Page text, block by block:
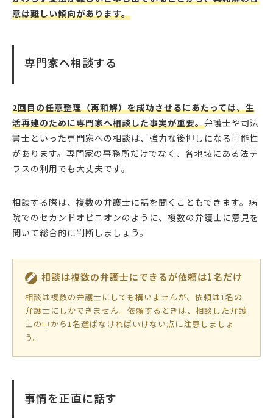
意は難しい傾向があります。
専門家へ相談する
2回目の任意整理（再和解）を成功させるにあたっては、生
活再建のために専門家へ相談した事実が重要。弁護士や司法
書士といった専門家への相談は、強力な後押しになる可能性
があります。専門家の事務所だけでなく、各地域にある法テ
ラスの利用でも大丈夫です。
相談する際は、複数の弁護士に話を聞くこともできます。病
院でのセカンドオピニオンのように、複数の弁護士に意見を
聞いて総合的に判断しましょう。
相談は複数の弁護士にできるが依頼は1名だけ
相談は複数の弁護士にしても構いませんが、依頼は1名の
弁護士にしかできません。依頼するときは、相談した弁護
士の中から1名選ばなければいけない点に注意しましょ
う。
事情を正直に話す